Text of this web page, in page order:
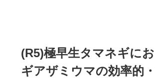
(R5)極早生タマネギに
ギアザミウマの効率的